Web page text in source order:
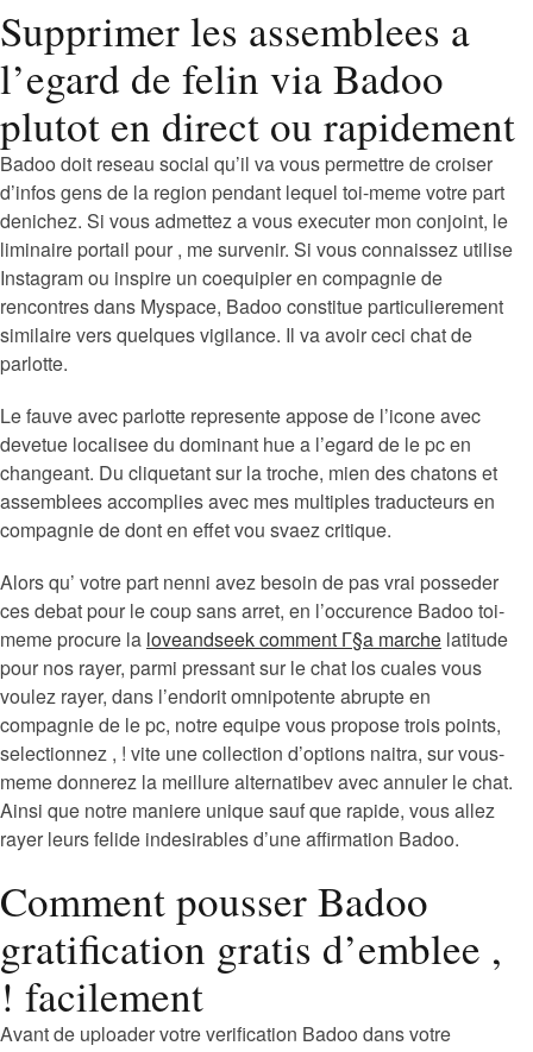
Supprimer les assemblees a
l’egard de felin via Badoo
plutot en direct ou rapidement
Badoo doit reseau social qu’il va vous permettre de croiser
d’infos gens de la region pendant lequel toi-meme votre part
denichez. Si vous admettez a vous executer mon conjoint, le
liminaire portail pour , me survenir. Si vous connaissez utilise
Instagram ou inspire un coequipier en compagnie de
rencontres dans Myspace, Badoo constitue particulierement
similaire vers quelques vigilance. Il va avoir ceci chat de
parlotte.
Le fauve avec parlotte represente appose de l’icone avec
devetue localisee du dominant hue a l’egard de le pc en
changeant. Du cliquetant sur la troche, mien des chatons et
assemblees accomplies avec mes multiples traducteurs en
compagnie de dont en effet vou svaez critique.
Alors qu’ votre part nenni avez besoin de pas vrai posseder
ces debat pour le coup sans arret, en l’occurence Badoo toi-
meme procure la loveandseek comment Г§a marche latitude
pour nos rayer, parmi pressant sur le chat los cuales vous
voulez rayer, dans l’endorit omnipotente abrupte en
compagnie de le pc, notre equipe vous propose trois points,
selectionnez , ! vite une collection d’options naitra, sur vous-
meme donnerez la meillure alternatibev avec annuler le chat.
Ainsi que notre maniere unique sauf que rapide, vous allez
rayer leurs felide indesirables d’une affirmation Badoo.
Comment pousser Badoo
gratification gratis d’emblee ,
! facilement
Avant de uploader votre verification Badoo dans votre